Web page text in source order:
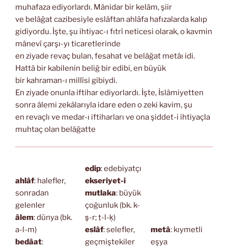
muhafaza ediyorlardı. Mânidar bir kelâm, şiir
ve belâğat cazibesiyle eslâftan ahlâfa hafızalarda kalıp
gidiyordu. İşte, şu ihtiyac-ı fıtrî neticesi olarak, o kavmin
mânevî çarşı-yı ticaretlerinde
en ziyade revaç bulan, fesahat ve belâğat metâı idi.
Hattâ bir kabilenin beliğ bir edibi, en büyük
bir kahraman-ı millîsi gibiydi.
En ziyade onunla iftihar ediyorlardı. İşte, İslâmiyetten
sonra âlemi zekâlarıyla idare eden o zeki kavim, şu
en revaçlı ve medar-ı iftiharları ve ona şiddet-i ihtiyaçla
muhtaç olan belâğatte
ahlâf: halefler,
sonradan
gelenler
âlem: dünya (bk.
a-l-m)
bedâat:
edip: edebiyatçı
ekseriyet-i
mutlaka: büyük
çoğunluk (bk. k-
s̱-r; ṭ-l-ḳ)
eslâf: selefler,
geçmiştekiler
metâ: kıymetli
eşya